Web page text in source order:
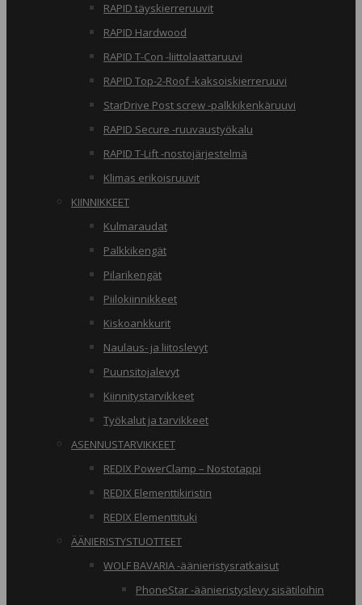
RAPID täyskierreruuvit
RAPID Hardwood
RAPID T-Con -liittolaattaruuvi
RAPID Top-2-Roof -kaksoiskierreruuvi
StarDrive Post screw -palkkikenkäruuvi
RAPID Secure -ruuvaustyökalu
RAPID T-Lift -nostojärjestelmä
Klimas erikoisruuvit
KIINNIKKEET
Kulmaraudat
Palkkikengät
Pilarikengät
Piilokiinnikkeet
Kiskoankkurit
Naulaus- ja liitoslevyt
Puunsitojalevyt
Kiinnitystarvikkeet
Työkalut ja tarvikkeet
ASENNUSTARVIKKEET
REDIX PowerClamp – Nostotappi
REDIX Elementtikiristin
REDIX Elementtituki
ÄÄNIERISTYSTUOTTEET
WOLF BAVARIA -äänieristysratkaisut
PhoneStar -äänieristyslevy sisätiloihin